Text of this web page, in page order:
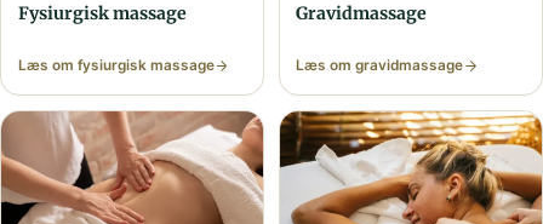
Fysiurgisk massage
Læs om fysiurgisk massage
Gravid­massage
Læs om gravid­massage